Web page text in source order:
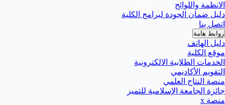
الانظمة واللوائح
دليل ضمان الجودة لبرامج الكلية
اتصل بنا
روابط هامة
دليل الهاتف
موقع الكلية
الخدمات الطلابية الالكترونية
التقويم الأكاديمي
منصة النتاج العلمي
جائزة الجامعة الإسلامية للتميز
منصة x